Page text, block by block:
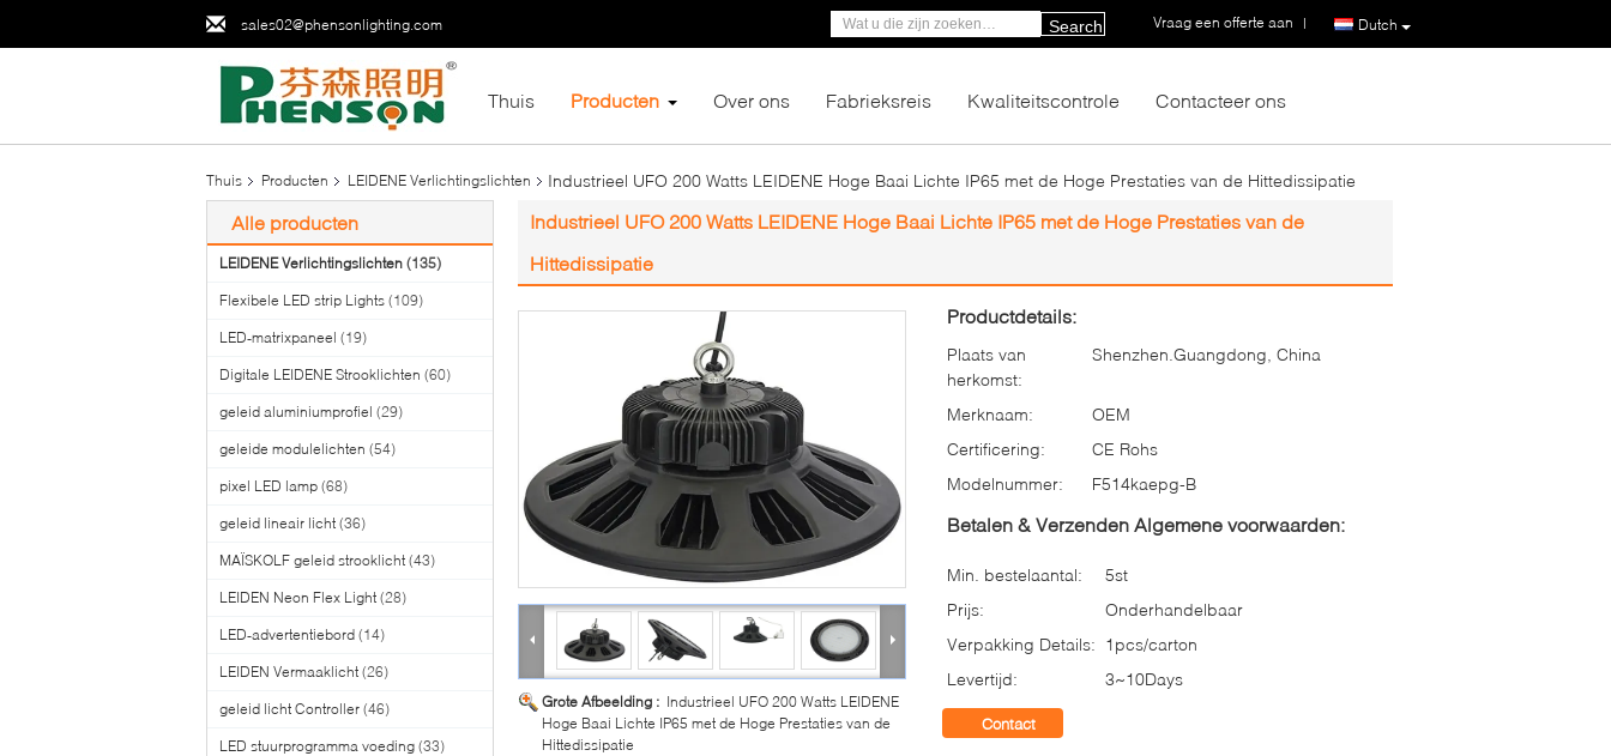
sales02@phensonlighting.com Dutch
Vraag een offerte aan |
Search
Thuis Producten Over ons Fabrieksreis Kwaliteitscontrole Contacteer ons
Thuis Producten LEIDENE Verlichtingslichten Industrieel UFO 200 Watts LEIDENE Hoge Baai Lichte IP65 met de Hoge Prestaties van de Hittedissipatie
Alle producten
LEIDENE Verlichtingslichten (135)
Flexibele LED strip Lights (109)
LED-matrixpaneel (19)
Digitale LEIDENE Strooklichten (60)
geleid aluminiumprofiel (29)
geleide modulelichten (54)
pixel LED lamp (68)
geleid lineair licht (36)
MAÏSKOLF geleid strooklicht (43)
LEIDEN Neon Flex Light (28)
LED-advertentiebord (14)
LEIDEN Vermaaklicht (26)
geleid licht Controller (46)
LED stuurprogramma voeding (33)
Industrieel UFO 200 Watts LEIDENE Hoge Baai Lichte IP65 met de Hoge Prestaties van de
Hittedissipatie
Grote Afbeelding : Industrieel UFO 200 Watts LEIDENE
Hoge Baai Lichte IP65 met de Hoge Prestaties van de
Hittedissipatie
Productdetails:
Plaats van
herkomst:
Shenzhen.Guangdong, China
Merknaam:
OEM
Certificering:
CE Rohs
Modelnummer:
F514kaepg-B
Betalen & Verzenden Algemene voorwaarden:
Min. bestelaantal:
5st
Prijs:
Onderhandelbaar
Verpakking Details: 1pcs/carton
Levertijd:
3~10Days
Contact